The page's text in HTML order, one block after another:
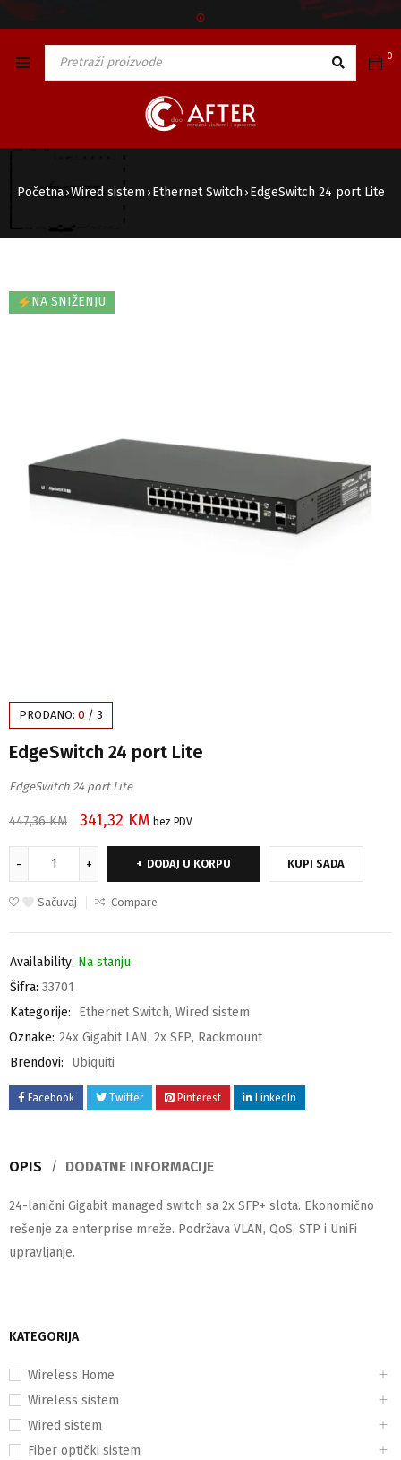
🅯
0
Početna ›Wired sistem › Ethernet Switch › EdgeSwitch 24 port Lite
KATEGORIJA
Wireless Home
Wireless sistem
Wired sistem
Fiber optički sistem
NA SNIŽENJU
PRODANO: 0 / 3
EdgeSwitch 24 port Lite
EdgeSwitch 24 port Lite
447,36KM 341,32 KM bez PDV
DODAJ U KORPU KUPI SADA
Sačuvaj Compare
Availability: Na stanju
Šifra: 33701
Kategorije:
Ethernet Switch, Wired sistem
Oznake: 24x Gigabit LAN, 2x SFP, Rackmount
Brendovi:
Ubiquiti
Facebook Twitter Pinterest LinkedIn
OPIS DODATNE INFORMACIJE
24-lanični Gigabit managed switch sa 2x SFP+ slota. Ekonomično
rešenje za enterprise mreže. Podržava VLAN, QoS, STP i UniFi
upravljanje.